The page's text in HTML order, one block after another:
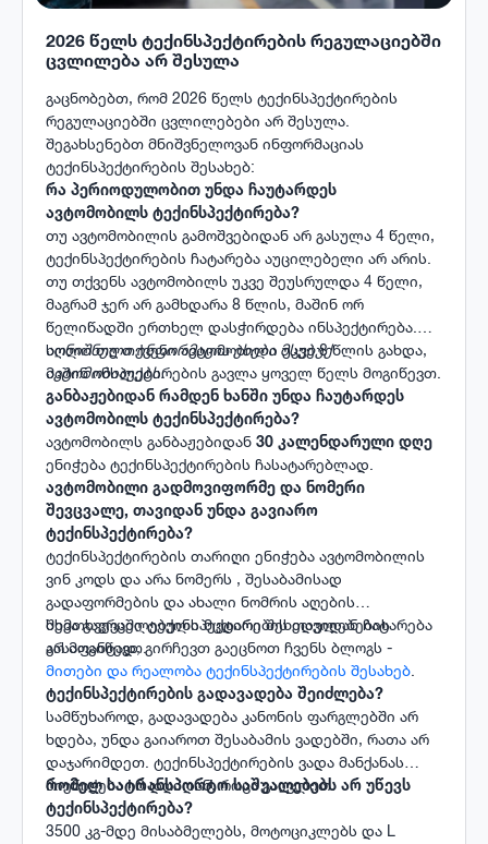
2026 წელს ტექინსპექტირების რეგულაციებში
ცვლილება არ შესულა
გაცნობებთ, რომ 2026 წელს ტექინსპექტირების
რეგულაციებში ცვლილებები არ შესულა.
შეგახსენებთ მნიშვნელოვან ინფორმაციას
ტექინსპექტირების შესახებ:
​​​​​​​რა პერიოდულობით უნდა ჩაუტარდეს
ავტომობილს ტექინსპექტირება?
თუ ავტომობილის გამოშვებიდან არ გასულა 4 წელი,
ტექინსპექტირების ჩატარება აუცილებელი არ არის.
თუ თქვენს ავტომობილს უკვე შეუსრულდა 4 წელი,
მაგრამ ჯერ არ გამხდარა 8 წლის, მაშინ ორ
წელიწადში ერთხელ დასჭირდება ინსპექტირება.
ხოლო თუ თქვენი ავტომობილი უკვე 8 წლის გახდა,
მაშინ ინსპექტირების გავლა ყოველ წელს მოგიწევთ.
აღნიშნული ინფორმაცია ეხება მსუბუქ
ავტომობილებს.
​​​​​​​განბაჟებიდან რამდენ ხანში უნდა ჩაუტარდეს
ავტომობილს ტექინსპექტირება?
ავტომობილს განბაჟებიდან 30 კალენდარული დღე
ენიჭება ტექინსპექტირების ჩასატარებლად.
​​​​​​ავტომობილი გადმოვიფორმე და ნომერი
შევცვალე, თავიდან უნდა გავიარო
ტექინსპექტირება?
ტექინსპექტირების თარიღი ენიჭება ავტომობილის
ვინ კოდს და არა ნომერს , შესაბამისად
გადაფორმების და ახალი ნომრის აღების
შემთხვევაში ტექინსპექტირების თავიდან ჩატარება
არ მოგიწევთ.
სხვა გავრცელებული მცდარი შეხედულებების
გასაფანტად, გირჩევთ გაეცნოთ ჩვენს ბლოგს -
მითები და რეალობა ტექინსპექტირების შესახებ.
​​​​​​​ტექინსპექტირების გადავადება შეიძლება?
სამწუხაროდ, გადავადება კანონის ფარგლებში არ
ხდება, უნდა გაიაროთ შესაბამის ვადებში, რათა არ
დაჯარიმდეთ. ტექინსპექტირების ვადა მანქანას
მიენიჭება იმ დღიდან, როცა გაივლით.
რომელ სატრანსპორტო საშუალებებს არ უწევს
ტექინსპექტირება?
3500 კგ-მდე მისაბმელებს, მოტოციკლებს და L